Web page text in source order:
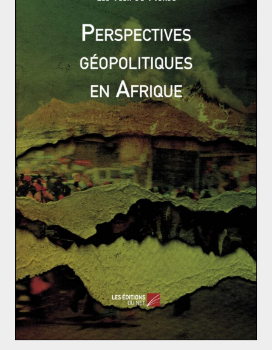
assiste à de nombreux changements de couleurs
ACTUALITÉS AFRIQUE AFRIQUE DU NORD
Mathieu OBRINGER 31 janvier 2021 0 Comments
Quel avenir pour le Sahara occidental ?
Les Etats-Unis ont reconnu en décembre 2020 la
souveraineté du Maroc sur le Sahara occidental. Un
soutien qui remet la